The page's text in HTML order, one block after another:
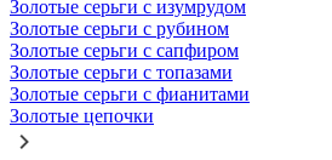
Золотые серьги с изумрудом
Золотые серьги с рубином
Золотые серьги с сапфиром
Золотые серьги с топазами
Золотые серьги с фианитами
Золотые цепочки